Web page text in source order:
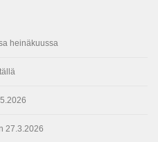
heinäkuussa
27.3.2026